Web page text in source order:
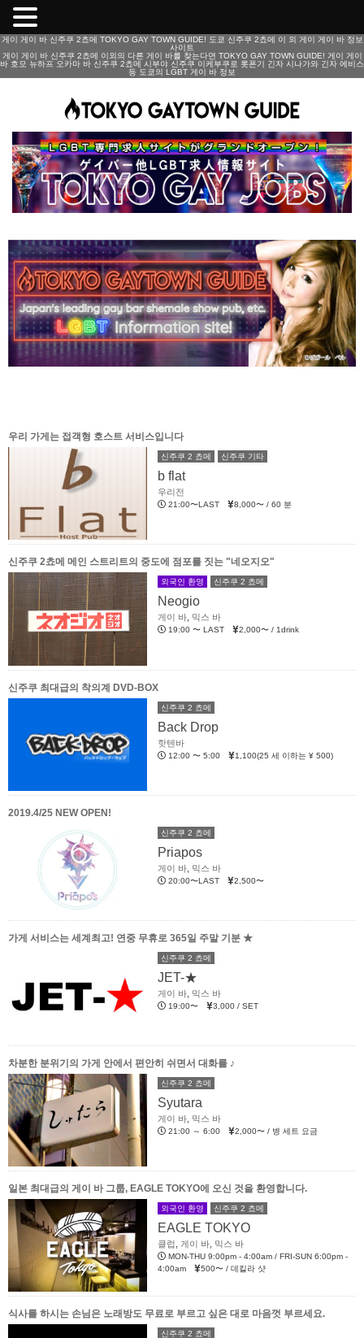
게이 게이 바 신주쿠 2쵸메 TOKYO GAY TOWN GUIDE! 도쿄 신주쿠 2쵸메 이 외 게이 게이 바 정보
사이트
게이 게이 바 신주쿠 2쵸메 이외의 다른 게이 바를 찾는다면 TOKYO GAY TOWN GUIDE! 게이 게이
바 호모 뉴하프 오카마 바 신주쿠 2쵸메 시부야 신주쿠 이케부쿠로 롯폰기 긴자 시나가와 긴자 에비스
등 도쿄의 LGBT 게이 바 정보
우리 가게는 접객형 호스트 서비스입니다
신주쿠 2 쵸메 신주쿠 기타
b flat
우리전
21:00〜LAST 8,000〜 / 60 분
신주쿠 2쵸메 메인 스트리트의 중도에 점포를 짓는 "네오지오"
외국인 환영 신주쿠 2 쵸메
Neogio
게이 바, 믹스 바
19:00 〜 LAST 2,000〜 / 1drink
신주쿠 최대급의 착의계 DVD-BOX
신주쿠 2 쵸메
Back Drop
핫텐바
12:00 〜 5:00 1,100(25 세 이하는 ¥ 500)
2019.4/25 NEW OPEN!
신주쿠 2 쵸메
Priapos
게이 바 믹스 바
20:00〜LAST 2,500〜
가게 서비스는 세계최고! 연중 무휴로 365일 주말 기분 ★
신주쿠 2 쵸메
JET-★
게이 바 믹스 바
19:00〜 3,000 / SET
차분한 분위기의 가게 안에서 편안히 쉬면서 대화를 ♪
신주쿠 2 쵸메
Syutara
게이 바 믹스 바
21:00 ～ 6:00 2,000〜 / 병 세트 요금
일본 최대급의 게이 바 그룹, EAGLE TOKYO에 오신 것을 환영합니다.
외국인 환영 신주쿠 2 쵸메
EAGLE TOKYO
클럽 게이 바 믹스 바
MON-THU 9:00pm - 4:00am / FRI-SUN 6:00pm -
4:00am
500〜 / 데킬라 샷
식사를 하시는 손님은 노래방도 무료로 부르고 싶은 대로 마음껏 부르세요.
신주쿠 2 쵸메